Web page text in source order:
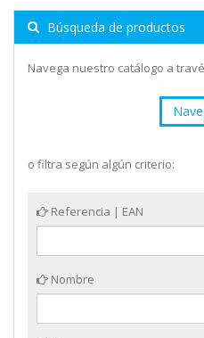
Búsqueda de productos
Navega nuestro catálogo a
o filtra según algún criterio:
Referencia | EAN
Nombre